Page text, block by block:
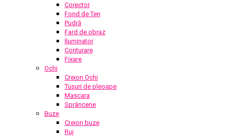
Corector
Fond de Ten
Pudră
Fard de obraz
Iluminator
Conturare
Fixare
Ochi
Creion Ochi
Tușuri de pleoape
Mascara
Sprâncene
Buze
Creion buze
Ruj